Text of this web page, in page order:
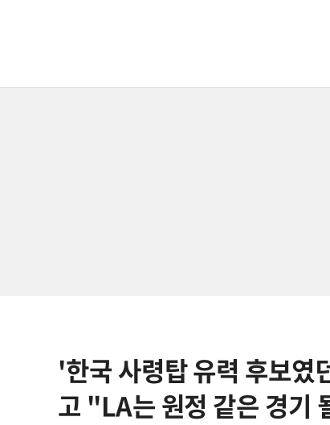
'한국 사령탑 유력 후보였
고 "LA는 원정 같은 경기